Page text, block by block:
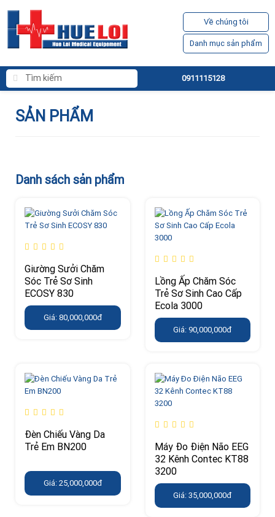
Về chúng tôi
Danh mục sản phẩm
0911115128
SẢN PHẨM
Danh sách sản phẩm
Giường Sưởi Chăm
Sóc Trẻ Sơ Sinh
ECOSY 830
Giá: 80,000,000đ
Lồng Ấp Chăm Sóc
Trẻ Sơ Sinh Cao Cấp
Ecola 3000
Giá: 90,000,000đ
Đèn Chiếu Vàng Da
Trẻ Em BN200
Giá: 25,000,000đ
Máy Đo Điện Não EEG
32 Kênh Contec KT88
3200
Giá: 35,000,000đ